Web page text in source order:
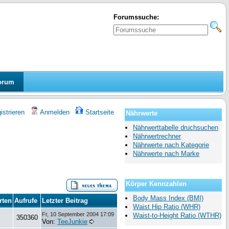
Forumssuche:
Anmelden Startseite
Aufrufe Letzter Beitrag
350360 Fr, 10 September 2004 17:09
Von: TeeJunkie
Nährwerte
Nährwerttabelle druchsuchen
Nährwertrechner
Nährwerte nach Kategorie
Nährwerte nach Marke
Körper Kennzahlen
Body Mass Index (BMI)
Waist Hip Ratio (WHR)
Waist-to-Height Ratio (WTHR)